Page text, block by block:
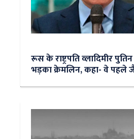
रूस के राष्ट्रपति व्लादिमीर
भड़का क्रेमलिन, कहा- वे पहले